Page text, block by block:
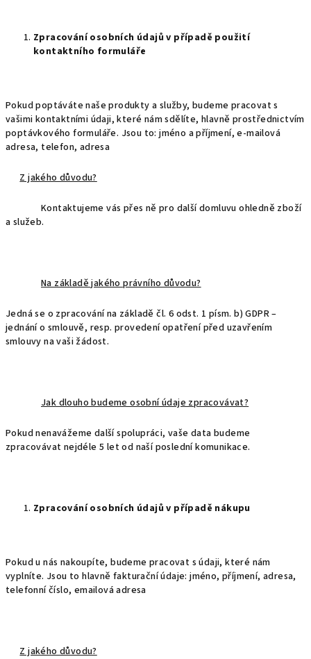
Zpracování osobních údajů v případě použití
kontaktního formuláře
Pokud poptáváte naše produkty a služby, budeme pracovat s
vašimi kontaktními údaji, které nám sdělíte, hlavně prostřednictvím
poptávkového formuláře. Jsou to:jméno a příjmení, e-mailová
adresa, telefon, adresa
Z jakého důvodu?
Kontaktujeme vás přes ně pro další domluvu ohledně zboží
a služeb.
Na základě jakého právního důvodu?
Jedná se o zpracování na základě čl. 6 odst. 1 písm. b) GDPR –
jednání o smlouvě, resp. provedení opatření před uzavřením
smlouvy na vaši žádost.
Jak dlouho budeme osobní údaje zpracovávat?
Pokud nenavážeme další spolupráci, vaše data budeme
zpracovávat nejdéle 5 let od naší poslední komunikace.
Zpracování osobních údajů v případě nákupu
Pokud u nás nakoupíte, budeme pracovat s údaji, které nám
vyplníte. Jsou to hlavně fakturační údaje: jméno, příjmení, adresa,
telefonní číslo, emailová adresa
Z jakého důvodu?